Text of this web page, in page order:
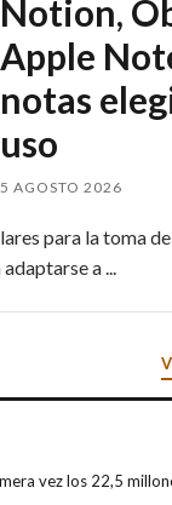
Notion,
Apple
notas
uso
5 AGOSTO 2026
para la toma
a ...
vez los 22,5